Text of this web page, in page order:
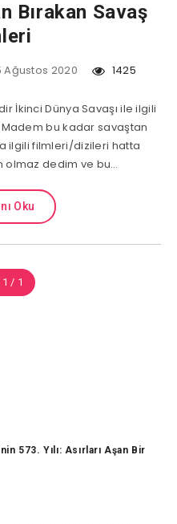
Bırakan Savaş
Ağustos 2020 1425
İkinci Dünya Savaşı ile ilgili
bu kadar savaştan
ilgili filmleri/dizileri hatta
dedim ve bu…
Oku
/ 1
573. Yılı: Asırları Aşan Bir